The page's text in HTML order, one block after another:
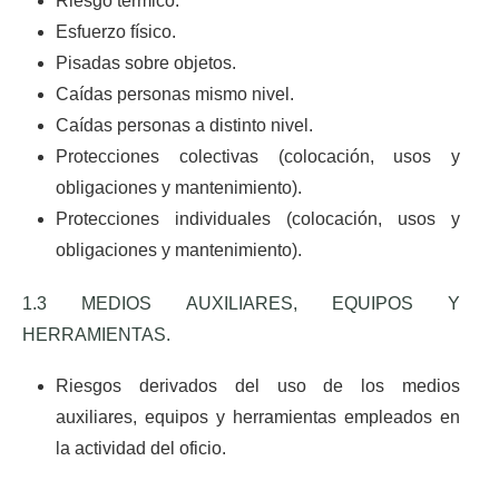
Esfuerzo físico.
Pisadas sobre objetos.
Caídas personas mismo nivel.
Caídas personas a distinto nivel.
Protecciones colectivas (colocación, usos y
obligaciones y mantenimiento).
Protecciones individuales (colocación, usos y
obligaciones y mantenimiento).
1.3 MEDIOS AUXILIARES, EQUIPOS Y
HERRAMIENTAS.
Riesgos derivados del uso de los medios
auxiliares, equipos y herramientas empleados en
la actividad del oficio.